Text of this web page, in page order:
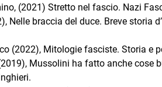
(2021) Stretto nel fascio. Nazi
Nelle braccia del duce. Breve storia
(2022), Mitologie fasciste. Storia e
Mussolini ha fatto anche cose